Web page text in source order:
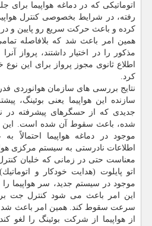
اتوماتیكی كه در دماغه هواپیما برای
رفته، در شرایط بخصوصی كنترل
كرده و باعث حركت سریع رو پایین و
همین امر باعث شد كه بلافاصله
مذكور را در اختیار داشتند، پرواز
اطلاع ثانوی مجوز پرواز برای این نوع
كرد.
نتایج بررسی های سازمان هوانوردی
سازنده این هواپیما یعنی بوئینگ،
جدیدی كه از حسگرهای پیشرفته در
شده، باعث سقوط آن شده است. این
موجود در دماغه هواپیما احتمالاً
اطلاعات نادرستی به سیستم مركزی
معناست حتی در زمانی كه خلبان
اتو پایلوت (هدایت خودكار و
موجود در سیستم جدید، سر هواپیما
این امر باعث می شود كنترل جت
سرعت سقوط كند. همین امر باعث شد
از هواپیما از شركت بوئینگ را لغو